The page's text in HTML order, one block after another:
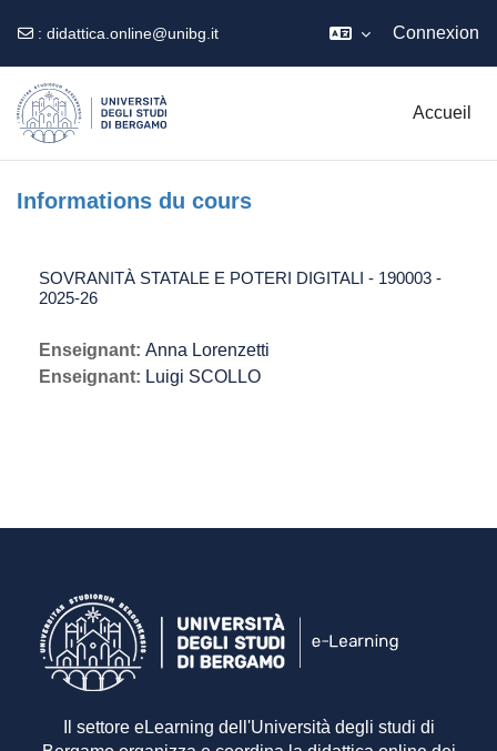
: didattica.online@unibg.it Connexion
Accueil
Informations du cours
SOVRANITÀ STATALE E POTERI DIGITALI - 190003 -
2025-26
Enseignant: Anna Lorenzetti
Enseignant: Luigi SCOLLO
Il settore eLearning dell'Università degli studi di